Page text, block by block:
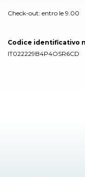
Check-out: entro le 9.00
Codice identificativo
IT022229B4P4OSR6CD